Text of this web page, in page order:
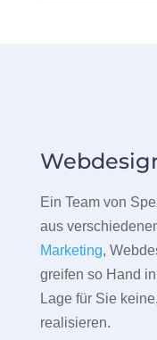
Ein Team von
aus
Marketing,
greifen so Hand
Lage für Sie
realisieren.